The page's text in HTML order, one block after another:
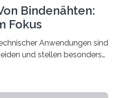
Bindenähten:
Fokus
Anwendungen sind
und stellen besonders
dar.